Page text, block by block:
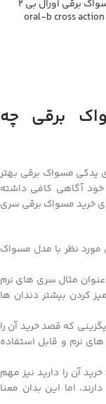
سری مسواک برقی اورال بی 2
برقی چه
یدکی مسواک برقی بهتر
آگاهی کافی داشته
خرید مسواک برقی سری
نظر با مدل مسواک
مثال سری های نرم
کردن بیشتر دندان ها
که قصد خرید آن را
نرم و قابل استفاده
آن را دارید نیز مهم
اما این بدان معنا